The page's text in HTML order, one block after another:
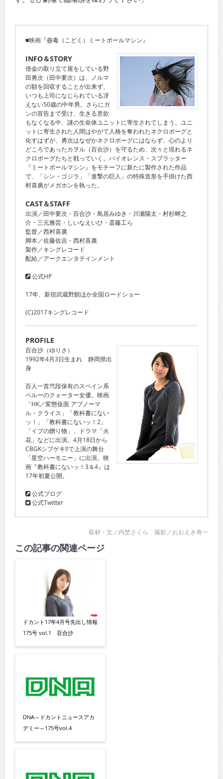
■映画『蠱毒（こどく）ミートボールマシン』
INFO＆STORY
借金の取り立て屋をしている野
田勇次（田中要次）は、ノルマ
の額を回収することが出来ず、
いつも上司になじられている冴
えない50歳の中年男。さらにガ
ンの宣告まで受け、生きる意欲
もなくなる中、謎の生命体ユニットに寄生されてしまう。ユニ
ットに寄生された人間はやがて人格を奪われたネクロボーグと
化すはずが、勇次はなぜかネクロボーグにはならず、心のより
どころであったカヲル（百合沙）を守るため、次々と現れるネ
クロボーグたちと戦っていく。バイオレンス・スプラッター
『ミートボールマシン』をモチーフに新たに製作された作品
で、「シン・ゴジラ」「進撃の巨人」の特殊造形を手掛けた西
村喜廣がメガホンを執った。
CAST＆STAFF
出演／田中要次・百合沙・鳥居みゆき・川瀬陽太・村杉蝉之
介・三元雅芸・しいなえいひ・斎藤工ら
監督／西村喜廣
脚本／佐藤佐吉・西村喜廣
製作／キングレコード
配給／アークエンタテインメント
公式HP
17年、新宿武蔵野館ほか全国ロードショー
(C)2017キングレコード
PROFILE
百合沙（ゆりさ）
1992年4月3日生まれ 静岡県出
身
百人一首弐段保有のスペイン系
ペルーのクォーター女優。映画
「HK／変態仮面 アブノーマ
ル・クライス」「教科書にない
ッ！」「教科書にないッ！2」
「イブの贈り物」、ドラマ「火
花」などに出演。4月18日から
CBGKシブゲキ!!で上演の舞台
「星空ハーモニー」に出演。映
画『教科書にないッ！3＆4』は
17年初夏公開。
公式ブログ
公式Twitter
取材・文／内埜さくら 撮影／おおえき寿一
この記事の関連ページ
ドカント17年4月号先出し情報
175号 vol.1 百合沙
DNA～ドカントニュースアカ
デミー～175号vol.4